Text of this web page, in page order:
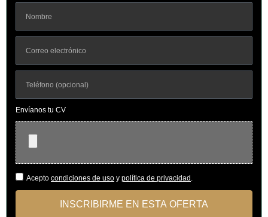
Envíanos tu CV
Acepto condiciones de uso y política de privacidad .
INSCRIBIRME EN ESTA OFERTA